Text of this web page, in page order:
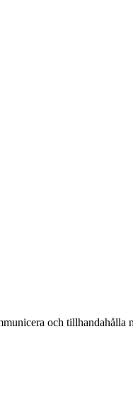
och tillhandahålla